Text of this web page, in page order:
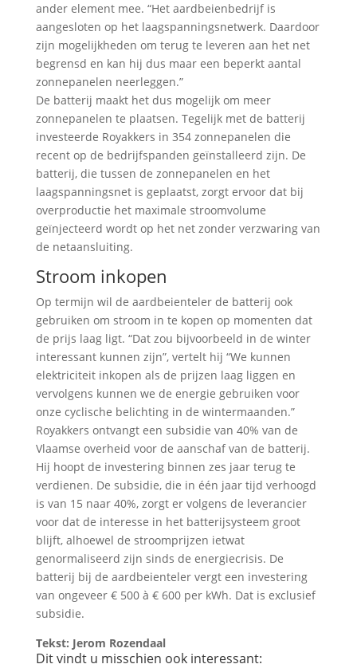
ander element mee. “Het aardbeienbedrijf is
aangesloten op het laagspanningsnetwerk. Daardoor
zijn mogelijkheden om terug te leveren aan het net
begrensd en kan hij dus maar een beperkt aantal
zonnepanelen neerleggen.”
De batterij maakt het dus mogelijk om meer
zonnepanelen te plaatsen. Tegelijk met de batterij
investeerde Royakkers in 354 zonnepanelen die
recent op de bedrijfspanden geïnstalleerd zijn. De
batterij, die tussen de zonnepanelen en het
laagspanningsnet is geplaatst, zorgt ervoor dat bij
overproductie het maximale stroomvolume
geïnjecteerd wordt op het net zonder verzwaring van
de netaansluiting.
Stroom inkopen
Op termijn wil de aardbeienteler de batterij ook
gebruiken om stroom in te kopen op momenten dat
de prijs laag ligt. “Dat zou bijvoorbeeld in de winter
interessant kunnen zijn”, vertelt hij “We kunnen
elektriciteit inkopen als de prijzen laag liggen en
vervolgens kunnen we de energie gebruiken voor
onze cyclische belichting in de wintermaanden.”
Royakkers ontvangt een subsidie van 40% van de
Vlaamse overheid voor de aanschaf van de batterij.
Hij hoopt de investering binnen zes jaar terug te
verdienen. De subsidie, die in één jaar tijd verhoogd
is van 15 naar 40%, zorgt er volgens de leverancier
voor dat de interesse in het batterijsysteem groot
blijft, alhoewel de stroomprijzen ietwat
genormaliseerd zijn sinds de energiecrisis. De
batterij bij de aardbeienteler vergt een investering
van ongeveer € 500 à € 600 per kWh. Dat is exclusief
subsidie.
Tekst: Jerom Rozendaal
Dit vindt u misschien ook interessant: